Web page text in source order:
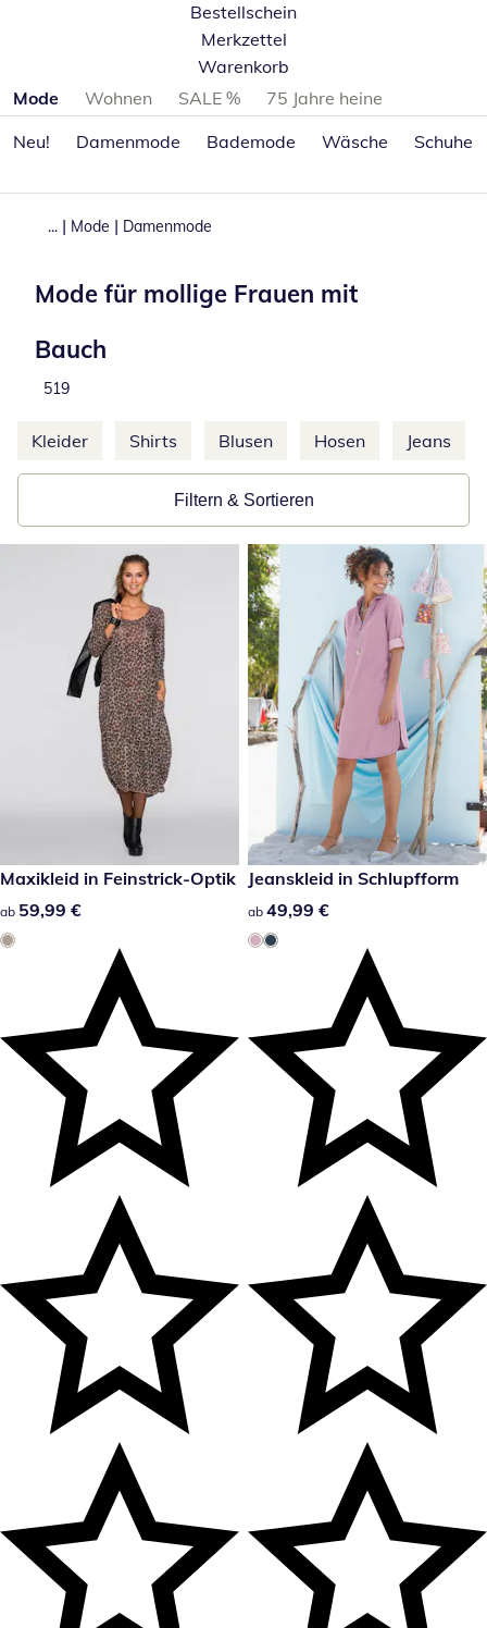
Bestellschein
Merkzettel
Warenkorb
Produktkategorien überspringen
Mode Wohnen SALE %
75 Jahre heine
Neu!
Damenmode Bademode Wäsche Schuhe
... | Mode | Damenmode
Mode für mollige Frauen mit
Bauch
Produkte
519
Weitere Kategorien überspringen
Kleider Shirts Blusen Hosen Jeans
Filtern & Sortieren
59,99 €
Maxikleid in Feinstrick-Optik
59,99 €
ab 59,99 €
49,99 €
Jeanskleid in Schlupfform
49,99 €
ab 49,99 €